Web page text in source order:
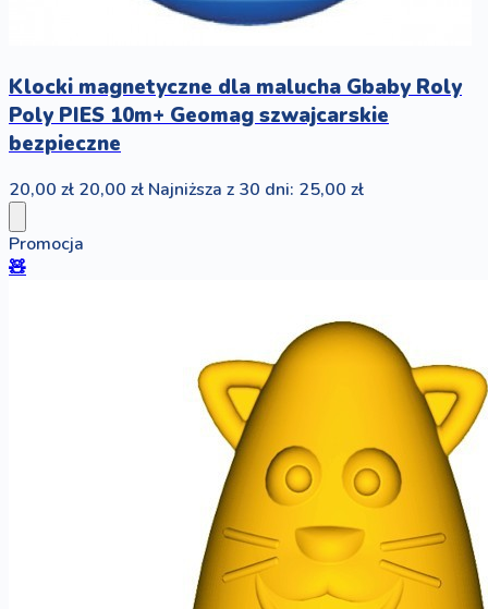
Klocki magnetyczne dla malucha Gbaby Roly
Poly PIES 10m+ Geomag szwajcarskie
bezpieczne
20,00 zł 20,00 zł Najniższa z 30 dni: 25,00 zł
Promocja
🧸